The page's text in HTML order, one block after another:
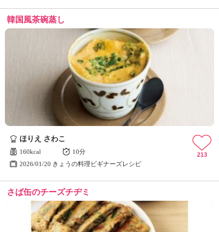
韓国風茶碗蒸し
ほりえ さわこ
160kcal
10分
2026/01/20 きょうの料理ビギナーズレシピ
213
さば缶のチーズチヂミ